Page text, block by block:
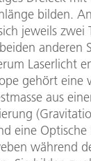
bilden.
jeweils zwei
anderen
Laserlicht
gehört eine
aus
eine
während